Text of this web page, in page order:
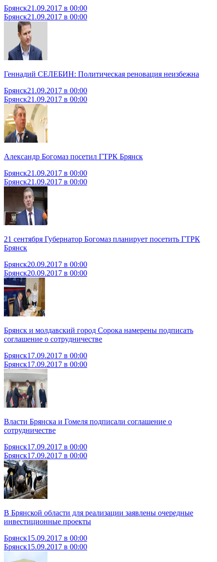
Брянск21.09.2017 в 00:00
Брянск21.09.2017 в 00:00
Геннадий СЕЛЕБИН: Политическая реновация неизбежна
Брянск21.09.2017 в 00:00
Брянск21.09.2017 в 00:00
Александр Богомаз посетил ГТРК Брянск
Брянск21.09.2017 в 00:00
Брянск21.09.2017 в 00:00
21 сентября Губернатор Богомаз планирует посетить ГТРК
Брянск
Брянск20.09.2017 в 00:00
Брянск20.09.2017 в 00:00
Брянск и молдавский город Сорока намерены подписать
соглашение о сотрудничестве
Брянск17.09.2017 в 00:00
Брянск17.09.2017 в 00:00
Власти Брянска и Гомеля подписали соглашение о
сотрудничестве
Брянск17.09.2017 в 00:00
Брянск17.09.2017 в 00:00
В Брянской области для реализации заявлены очередные
инвестиционные проекты
Брянск15.09.2017 в 00:00
Брянск15.09.2017 в 00:00